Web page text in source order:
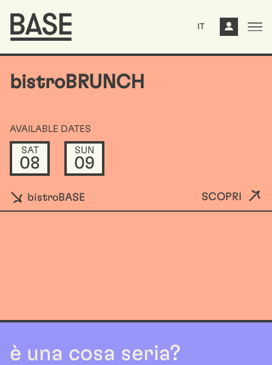
IT
bistroBRUNCH
AVAILABLE DATES
SAT
08
SUN
09
bistroBASE SCOPRI
è una cosa seria?